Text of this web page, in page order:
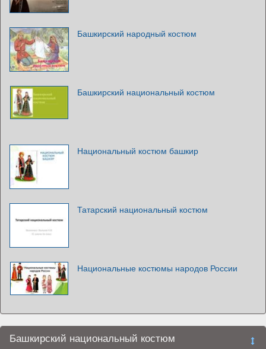
Башкирский народный костюм
Башкирский национальный костюм
Национальный костюм башкир
Татарский национальный костюм
Национальные костюмы народов России
Башкирский национальный костюм